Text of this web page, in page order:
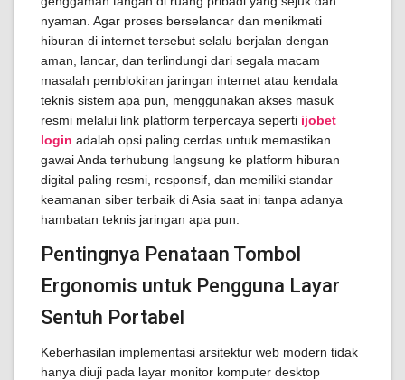
nyaman. Agar proses berselancar dan menikmati
hiburan di internet tersebut selalu berjalan dengan
aman, lancar, dan terlindungi dari segala macam
masalah pemblokiran jaringan internet atau kendala
teknis sistem apa pun, menggunakan akses masuk
resmi melalui link platform terpercaya seperti ijobet
login adalah opsi paling cerdas untuk memastikan
gawai Anda terhubung langsung ke platform hiburan
digital paling resmi, responsif, dan memiliki standar
keamanan siber terbaik di Asia saat ini tanpa adanya
hambatan teknis jaringan apa pun.
Pentingnya Penataan Tombol
Ergonomis untuk Pengguna Layar
Sentuh Portabel
Keberhasilan implementasi arsitektur web modern tidak
hanya diuji pada layar monitor komputer desktop